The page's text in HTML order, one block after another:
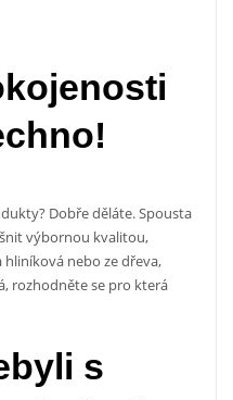
Dobře děláte. Spousta
výbornou kvalitou,
nebo ze dřeva,
rozhodněte se pro která
s